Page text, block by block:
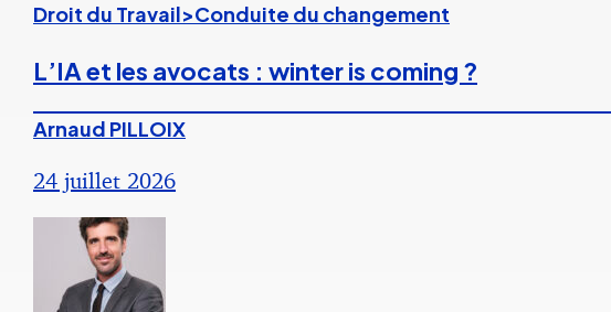
Droit du Travail>Conduite du changement
L’IA et les avocats : winter is coming ?
Arnaud PILLOIX
24 juillet 2026